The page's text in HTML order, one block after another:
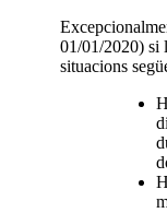
01/01/2020) si
situacions